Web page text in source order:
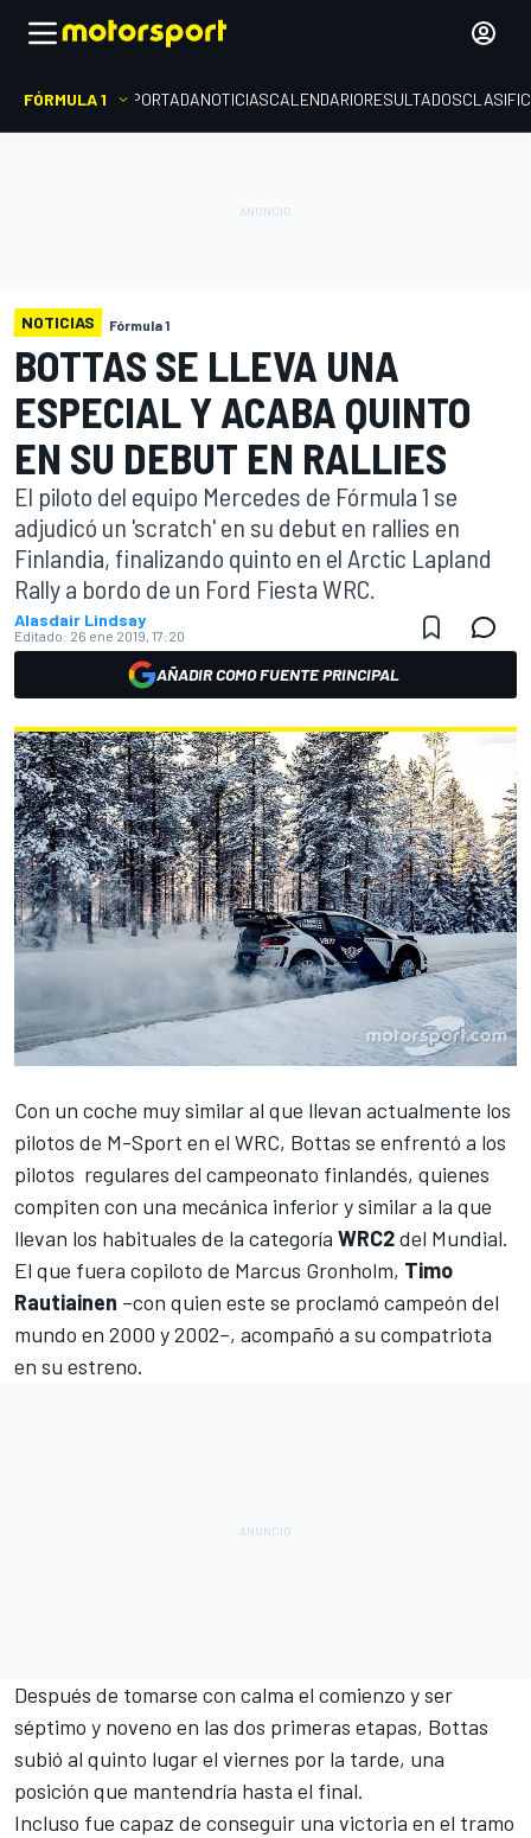
FÓRMULA 1 PORTADANOTICIASCALENDARIORESULTADOS
NOTICIAS Fórmula 1
BOTTAS SE LLEVA UNA
ESPECIAL Y ACABA QUINTO
EN SU DEBUT EN RALLIES
El piloto del equipo Mercedes de Fórmula 1 se
adjudicó un 'scratch' en su debut en rallies en
Finlandia, finalizando quinto en el Arctic Lapland
Rally a bordo de un Ford Fiesta WRC.
Alasdair Lindsay
Editado: 26 ene 2019, 17:20
AÑADIR COMO FUENTE PRINCIPAL
Con un coche muy similar al que llevan actualmente los
pilotos de M-Sport en el WRC, Bottas se enfrentó a los
pilotos regulares del campeonato finlandés, quienes
compiten con una mecánica inferior y similar a la que
llevan los habituales de la categoría WRC2del Mundial.
El que fuera copiloto de Marcus Gronholm, Timo
Rautiainen –con quien este se proclamó campeón del
mundo en 2000 y 2002–, acompañó a su compatriota
en su estreno.
Después de tomarse con calma el comienzo y ser
séptimo y noveno en las dos primeras etapas, Bottas
subió al quinto lugar el viernes por la tarde, una
posición que mantendría hasta el final.
Incluso fue capaz de conseguir una victoria en el tramo